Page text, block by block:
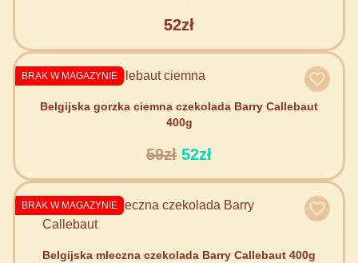
52zł
BRAK W MAGAZYNIE
Belgijska gorzka ciemna czekolada Barry Callebaut
400g
59zł 52zł
BRAK W MAGAZYNIE
Belgijska mleczna czekolada Barry Callebaut 400g